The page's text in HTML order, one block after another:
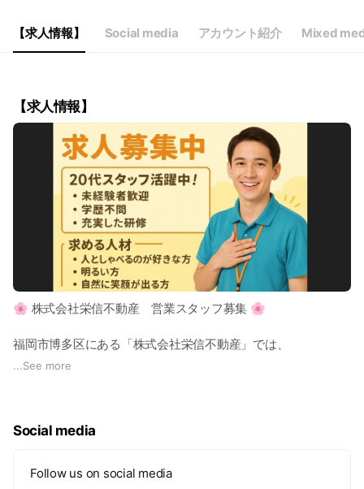
【求人情報】 Social media アカウント紹介 Mixed
【求人情報】
🌸 株式会社栄信不動産 営業スタッフ募集 🌸
福岡市博多区にある「株式会社栄信不動産」では、
一緒に働いてくれる新しい仲間を募集しています！
スーモ・ホームズ・SNSなどからお問合せいただいたお客様
お部屋のご提案を行う完全反響型の営業です。
...See more
Social media
Follow us on social media